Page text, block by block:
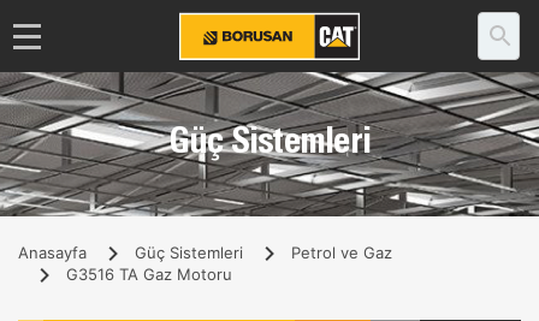
Güç Sistemleri
Anasayfa Güç Sistemleri
Petrol ve Gaz
G3516 TA Gaz Motoru